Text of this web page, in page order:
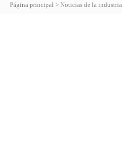
Página principal > Noticias de la industria